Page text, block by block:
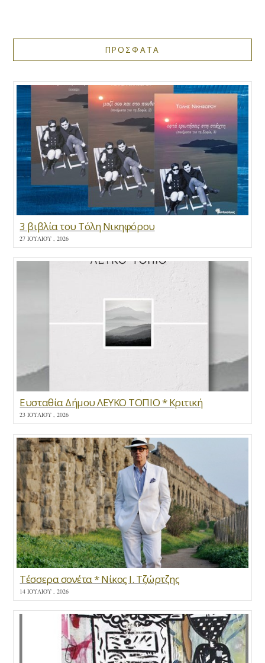
ΠΡΟΣΦΑΤΑ
3 βιβλία του Τόλη Νικηφόρου
27 ΙΟΥΛΊΟΥ , 2026
Ευσταθία Δήμου ΛΕΥΚΟ ΤΟΠΙΟ * Κριτική
23 ΙΟΥΛΊΟΥ , 2026
Τέσσερα σονέτα * Νίκος Ι. Τζώρτζης
14 ΙΟΥΛΊΟΥ , 2026